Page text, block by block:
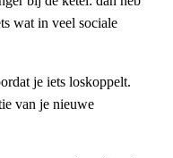
wat in veel sociale
je iets loskoppelt.
van je nieuwe